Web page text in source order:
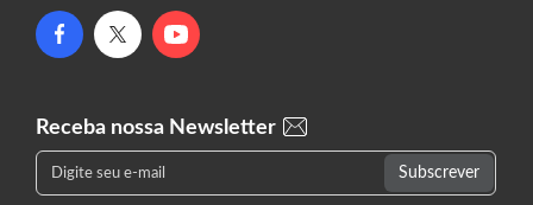
Receba nossa Newsletter